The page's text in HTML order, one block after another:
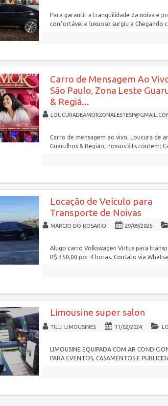
Para garantir a tranquilidade da noiva e
confortável e luxuoso surgiu a Chegando
Carro de Mensagem Ao
São Paulo, Zona Leste
& Regiã...
Carro de mensagem ao vivo, Loucura de
Guarulhos & Região, nossos kits contem:
Locação de Veículo para
Transporte de Noivas
MARCIO DO ROSARIO 29/09/2025
Alugo carro Volkswagen Virtus para
R$ 350,00 por 4 horas. Contato via
Limousine super salon
TILLI LIMOUSINES 11/02/2024
LIMOUSINE EQUIPADA COM AR
PARA EVENTOS, CASAMENTOS E